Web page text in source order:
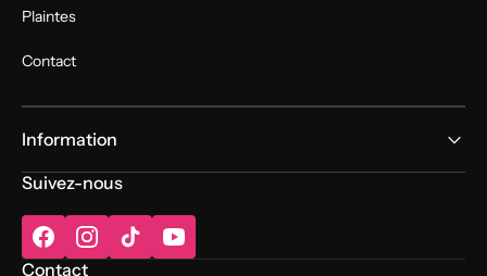
Plaintes
Contact
Information
Suivez-nous
FacebookInstagramTikTokYouTube
Contact